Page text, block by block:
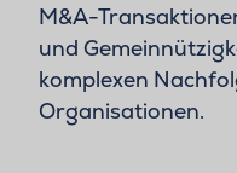
M&A-
und
komplexen
Organisationen.